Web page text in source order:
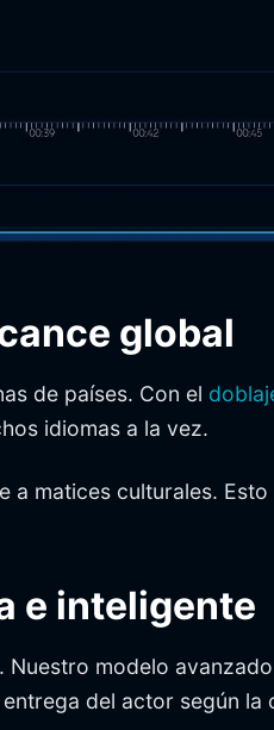
global
de países. Con el
idiomas a la vez.
matices culturales.
e inteligente
modelo
del actor según la